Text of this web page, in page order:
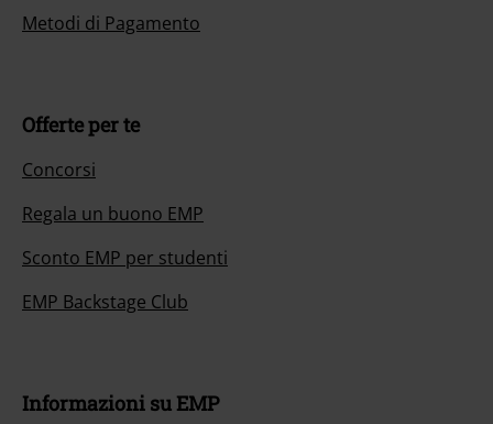
Metodi di Pagamento
Offerte per te
Concorsi
Regala un buono EMP
Sconto EMP per studenti
EMP Backstage Club
Informazioni su EMP